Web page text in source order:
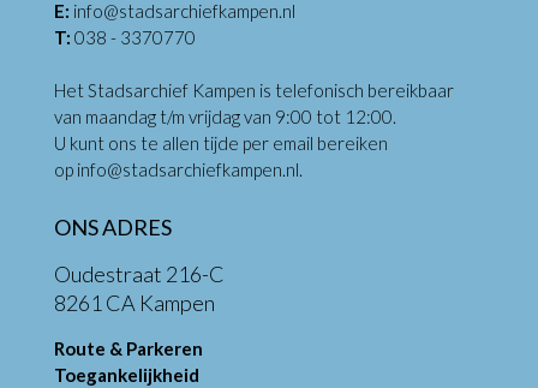
E: info@stadsarchiefkampen.nl
T: 038 - 3370770
Het Stadsarchief Kampen is telefonisch bereikbaar
van maandag t/m vrijdag van 9:00 tot 12:00.
U kunt ons te allen tijde per email bereiken
op info@stadsarchiefkampen.nl.
ONS ADRES
Oudestraat 216-C
8261 CA Kampen
Route & Parkeren
Toegankelijkheid